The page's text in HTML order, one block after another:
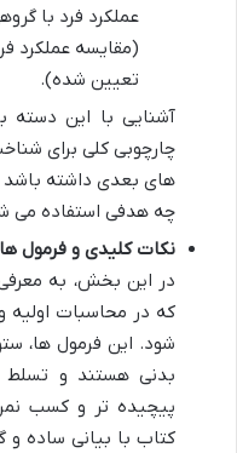
عملکرد فرد با
(مقایسه عملکرد
تعیین شده).
آشنایی با این دسته
چارچوبی کلی برای
های بعدی داشته
چه هدفی استفاده می
نکات کلیدی و فرمول
در این بخش، به
که در محاسبات اولیه
شود. این فرمول ها،
بدنی هستند و تسلط
پیچیده تر و کسب
کتاب با بیانی ساده و